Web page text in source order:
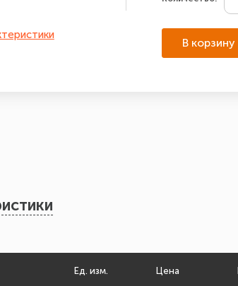
В корзину
Ед. изм. Цена